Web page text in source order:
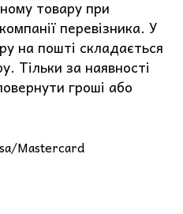
товару при
перевізника. У
на пошті складається
Тільки за наявності
гроші або
Mastercard